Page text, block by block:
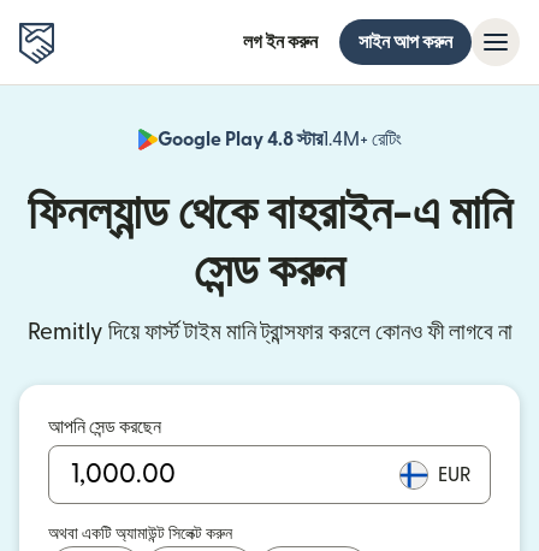
লগ ইন করুন সাইন আপ করুন
Google Play 4.8 স্টার1.4M+ রেটিং
ফিনল্যান্ড থেকে বাহরাইন-এ মানি
সেন্ড করুন
Remitly দিয়ে ফার্স্ট টাইম মানি ট্রান্সফার করলে কোনও ফী লাগবে না
আপনি সেন্ড করছেন
EUR
অথবা একটি অ্যামাউন্ট সিলেক্ট করুন